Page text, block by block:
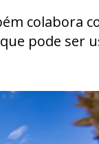
colabora
pode ser